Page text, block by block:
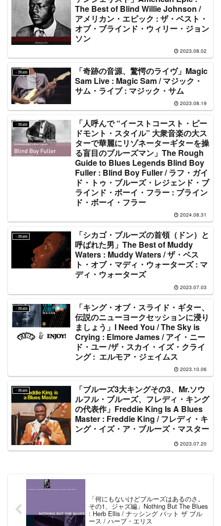
The Best of Blind Willie Johnson /
アメリカン・エピック : ザ・ベスト・
オブ・ブラインド・ウィリー・ジョン
ソン
2023.08.02
・Blues
「奇跡の音源、驚愕のライヴ」Magic
Sam Live : Magic Sam / マジック・
サム・ライブ : マジック・サム
2023.08.19
・Blues
「人呼んで “イーストコースト・ピー
ドモント・スタイル” 大衆音楽の大ス
ターで華麗にリゾネーターギターを操
る盲目のブルーズマン」The Rough
Guide to Blues Legends Blind Boy
Fuller : Blind Boy Fuller / ラフ・ガイ
ド・トゥ・ブルーズ・レジェンド・ブ
ラインド・ボーイ・フラー : ブライン
ド・ボーイ・フラー
2024.08.31
・Blues
「シカゴ・ブルーズの首領（ドン）と
呼ばれた男」The Best of Muddy
Waters : Muddy Waters / ザ・ベス
ト・オブ・マディ・ウォーターズ : マ
ディ・ウォーターズ
2023.07.03
・Blues
「キング・オブ・スライド・ギター、
伝説のニューヨークセッションに浸り
ましょう」I Need You / The Sky is
Crying : Elmore James / アイ・ニー
ド・ユー /ザ・スカイ・イズ・クライ
ング : エルモア・ジェイムス
2023.10.06
・Blues
「ブルーズ3大キングその3、Mr.ソウ
ルフル・ブルーズ、フレディ・キング
の代表作」Freddie King Is A Blues
Master : Freddie King / フレディ・キ
ング・イズ・ア・ブルーズ・マスター
2023.07.20
「何にもないけどブルーズはあるのさ。
その1、ジャズ編」Nothing But The Blues
: Herb Ellis / ナッシング バット ザ ブル
ース / ハーブ・エリス